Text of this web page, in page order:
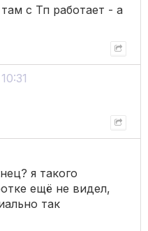
с Тп работает - а
я такого
ещё не видел,
так